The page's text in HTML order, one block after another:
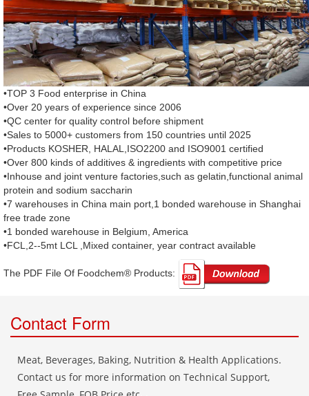
•TOP 3 Food enterprise in China
•Over 20 years of experience since 2006
•QC center for quality control before shipment
•Sales to 5000+ customers from 150 countries until 2025
•Products KOSHER, HALAL,ISO2200 and ISO9001 certified
•Over 800 kinds of additives & ingredients with competitive price
•Inhouse and joint venture factories,such as gelatin,functional animal
protein and sodium saccharin
•7 warehouses in China main port,1 bonded warehouse in Shanghai
free trade zone
•1 bonded warehouse in Belgium, America
•FCL,2--5mt LCL ,Mixed container, year contract available
The PDF File Of Foodchem® Products: